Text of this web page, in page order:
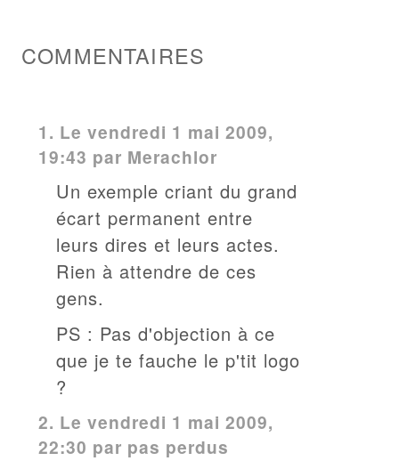
COMMENTAIRES
1. Le vendredi 1 mai 2009,
19:43 par Merachlor
Un exemple criant du grand
écart permanent entre
leurs dires et leurs actes.
Rien à attendre de ces
gens.
PS : Pas d'objection à ce
que je te fauche le p'tit logo
?
2. Le vendredi 1 mai 2009,
22:30 par pas perdus